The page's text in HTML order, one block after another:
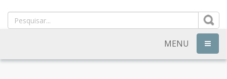
MUNICIPAL
DE
VIANA MENU